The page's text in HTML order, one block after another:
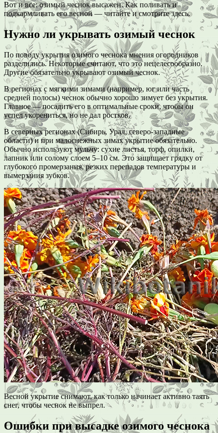
Вот и все: озимый чеснок высажен. Как поливать и
подкармливать его весной — читайте и смотрите здесь.
Нужно ли укрывать озимый чеснок
По поводу укрытия озимого чеснока мнения огородников
разделились. Некоторые считают, что это нецелесообразно.
Другие обязательно укрывают озимый чеснок.
В регионах с мягкими зимами (например, юг или часть
средней полосы) чеснок обычно хорошо зимует без укрытия.
Главное — посадить его в оптимальные сроки, чтобы он
успел укорениться, но не дал ростков.
В северных регионах (Сибирь, Урал, северо-западные
области) и при малоснежных зимах укрытие обязательно.
Обычно используют мульчу: сухие листья, торф, опилки,
лапник или солому слоем 5–10 см. Это защищает грядку от
глубокого промерзания, резких перепадов температуры и
вымерзания зубков.
Весной укрытие снимают, как только начинает активно таять
снег, чтобы чеснок не выпрел.
Ошибки при высадке озимого чеснока